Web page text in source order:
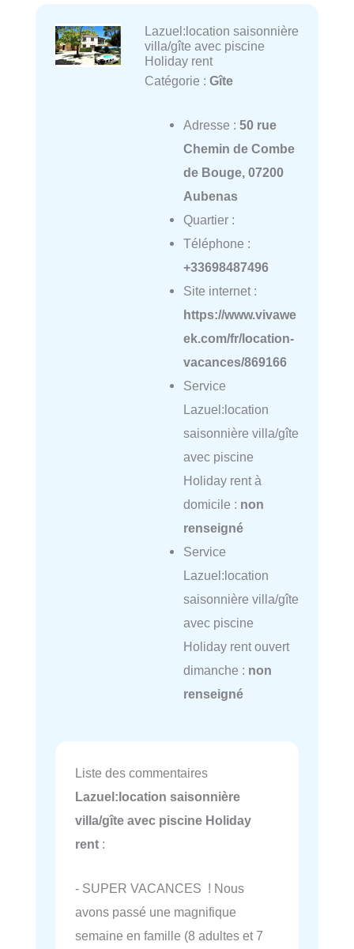
Lazuel:location saisonnière
villa/gîte avec piscine
Holiday rent
Catégorie : Gîte
Adresse : 50 rue
Chemin de Combe
de Bouge, 07200
Aubenas
Quartier :
Téléphone :
+33698487496
Site internet :
https://www.vivawe
ek.com/fr/location-
vacances/869166
Service
Lazuel:location
saisonnière villa/gîte
avec piscine
Holiday rent à
domicile : non
renseigné
Service
Lazuel:location
saisonnière villa/gîte
avec piscine
Holiday rent ouvert
dimanche : non
renseigné
Liste des commentaires
Lazuel:location saisonnière
villa/gîte avec piscine Holiday
rent :
- SUPER VACANCES ! Nous
avons passé une magnifique
semaine en famille (8 adultes et 7